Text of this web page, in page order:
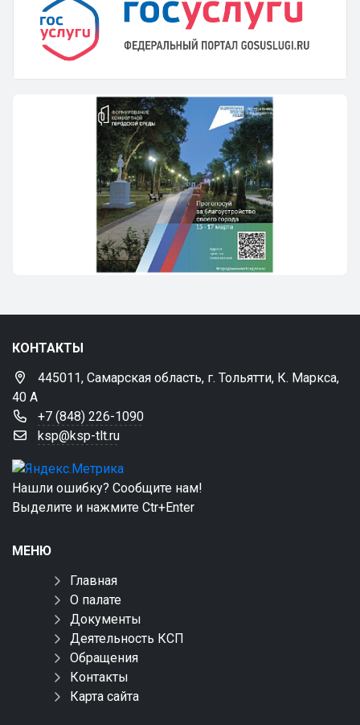
КОНТАКТЫ
445011, Самарская область, г. Тольятти, К. Маркса,
40 А
+7 (848) 226-1090
ksp@ksp-tlt.ru
Нашли ошибку? Сообщите нам!
Выделите и нажмите Ctr+Enter
МЕНЮ
Главная
О палате
Документы
Деятельность КСП
Обращения
Контакты
Карта сайта